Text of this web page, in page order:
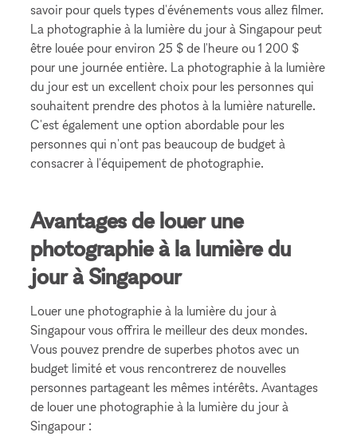
savoir pour quels types d'événements vous allez filmer.
La photographie à la lumière du jour à Singapour peut
être louée pour environ 25 $ de l'heure ou 1 200 $
pour une journée entière. La photographie à la lumière
du jour est un excellent choix pour les personnes qui
souhaitent prendre des photos à la lumière naturelle.
C'est également une option abordable pour les
personnes qui n'ont pas beaucoup de budget à
consacrer à l'équipement de photographie.
Avantages de louer une
photographie à la lumière du
jour à Singapour
Louer une photographie à la lumière du jour à
Singapour vous offrira le meilleur des deux mondes.
Vous pouvez prendre de superbes photos avec un
budget limité et vous rencontrerez de nouvelles
personnes partageant les mêmes intérêts. Avantages
de louer une photographie à la lumière du jour à
Singapour :